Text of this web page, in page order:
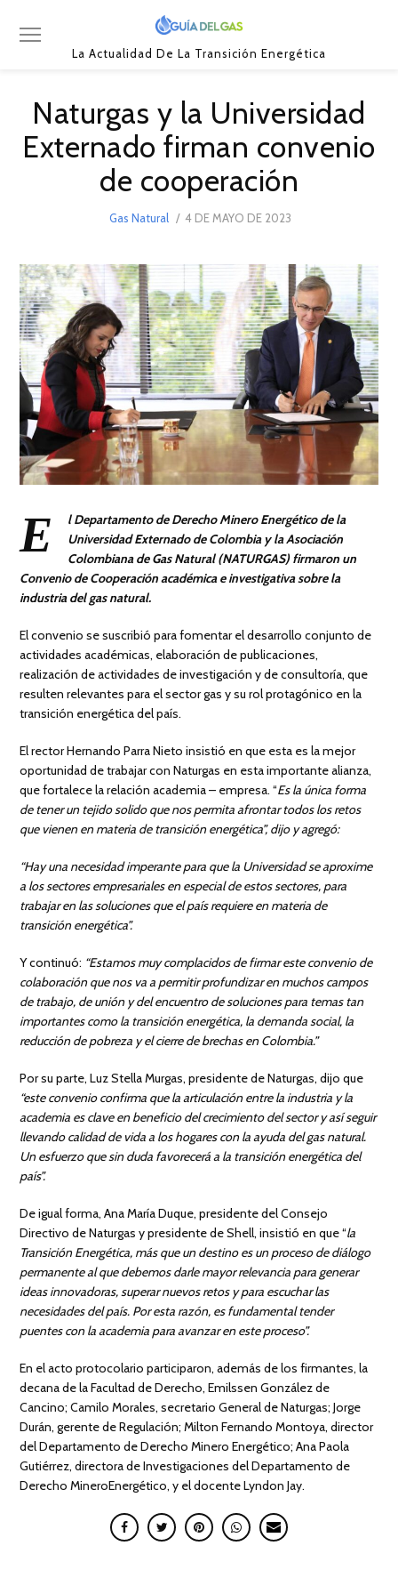
La Actualidad De La Transición Energética
Naturgas y la Universidad
Externado firman convenio
de cooperación
Gas Natural
POSTED
4 DE MAYO DE 2023
E
l Departamento de Derecho Minero Energético de la
Universidad Externado de Colombia y la Asociación
Colombiana de Gas Natural (NATURGAS) firmaron un
Convenio de Cooperación académica e investigativa sobre la
industria del gas natural.
El convenio se suscribió para fomentar el desarrollo conjunto de
actividades académicas, elaboración de publicaciones,
realización de actividades de investigación y de consultoría, que
resulten relevantes para el sector gas y su rol protagónico en la
transición energética del país.
El rector Hernando Parra Nieto insistió en que esta es la mejor
oportunidad de trabajar con Naturgas en esta importante alianza,
que fortalece la relación academia – empresa. “Es la única forma
de tener un tejido solido que nos permita afrontar todos los retos
que vienen en materia de transición energética”, dijo y agregó:
“Hay una necesidad imperante para que la Universidad se aproxime
a los sectores empresariales en especial de estos sectores, para
trabajar en las soluciones que el país requiere en materia de
transición energética”.
Y continuó: “Estamos muy complacidos de firmar este convenio de
colaboración que nos va a permitir profundizar en muchos campos
de trabajo, de unión y del encuentro de soluciones para temas tan
importantes como la transición energética, la demanda social, la
reducción de pobreza y el cierre de brechas en Colombia.”
Por su parte, Luz Stella Murgas, presidente de Naturgas, dijo que
“este convenio confirma que la articulación entre la industria y la
academia es clave en beneficio del crecimiento del sector y así seguir
llevando calidad de vida a los hogares con la ayuda del gas natural.
Un esfuerzo que sin duda favorecerá a la transición energética del
país”.
De igual forma, Ana María Duque, presidente del Consejo
Directivo de Naturgas y presidente de Shell, insistió en que “la
Transición Energética, más que un destino es un proceso de diálogo
permanente al que debemos darle mayor relevancia para generar
ideas innovadoras, superar nuevos retos y para escuchar las
necesidades del país. Por esta razón, es fundamental tender
puentes con la academia para avanzar en este proceso”.
En el acto protocolario participaron, además de los firmantes, la
decana de la Facultad de Derecho, Emilssen González de
Cancino; Camilo Morales, secretario General de Naturgas; Jorge
Durán, gerente de Regulación; Milton Fernando Montoya, director
del Departamento de Derecho Minero Energético; Ana Paola
Gutiérrez, directora de Investigaciones del Departamento de
Derecho MineroEnergético, y el docente Lyndon Jay.